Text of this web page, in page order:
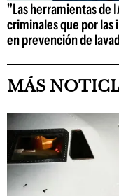
"Las herramientas de
criminales que por
en prevención de
MÁS